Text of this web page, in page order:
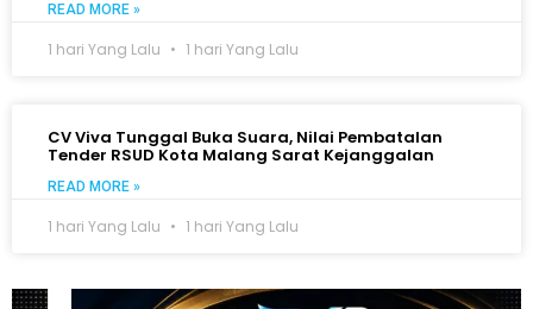
READ MORE »
1 hari Yang Lalu 1 hari Yang Lalu
CV Viva Tunggal Buka Suara, Nilai Pembatalan
Tender RSUD Kota Malang Sarat Kejanggalan
READ MORE »
1 hari Yang Lalu 1 hari Yang Lalu